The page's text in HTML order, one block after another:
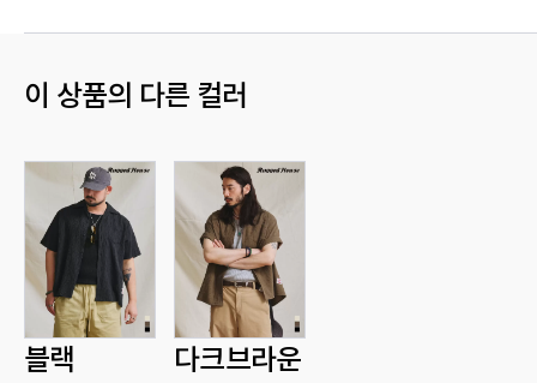
이 상품의 다른 컬러
블랙 다크브라운